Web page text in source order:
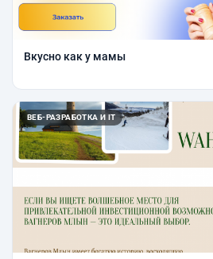
Вкусно как у мамы
ВЕБ-РАЗРАБОТКА И IT